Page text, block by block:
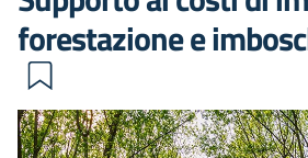
forestazione e